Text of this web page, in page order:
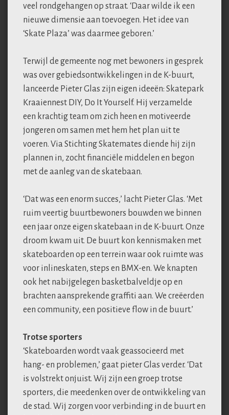
veel rondgehangen op straat. ‘Daar wilde ik een
nieuwe dimensie aan toevoegen. Het idee van
‘Skate Plaza’ was daarmee geboren.’
Terwijl de gemeente nog met bewoners in gesprek
was over gebiedsontwikkelingen in de K-buurt,
lanceerde Pieter Glas zijn eigen ideeën: Skatepark
Kraaiennest DIY, Do It Yourself. Hij verzamelde
een krachtig team om zich heen en motiveerde
jongeren om samen met hem het plan uit te
voeren. Via Stichting Skatemates diende hij zijn
plannen in, zocht financiële middelen en begon
met de aanleg van de skatebaan.
‘Dat was een enorm succes,’ lacht Pieter Glas. ‘Met
ruim veertig buurtbewoners bouwden we binnen
een jaar onze eigen skatebaan in de K-buurt. Onze
droom kwam uit. De buurt kon kennismaken met
skateboarden op een terrein waar ook ruimte was
voor inlineskaten, steps en BMX-en. We knapten
ook het nabijgelegen basketbalveldje op en
brachten aansprekende graffiti aan. We creëerden
een community, een positieve flow in de buurt.’
Trotse sporters
‘Skateboarden wordt vaak geassocieerd met
hang- en problemen,’ gaat pieter Glas verder. ‘Dat
is volstrekt onjuist. Wij zijn een groep trotse
sporters, die meedenken over de ontwikkeling van
de stad. Wij zorgen voor verbinding in de buurt en